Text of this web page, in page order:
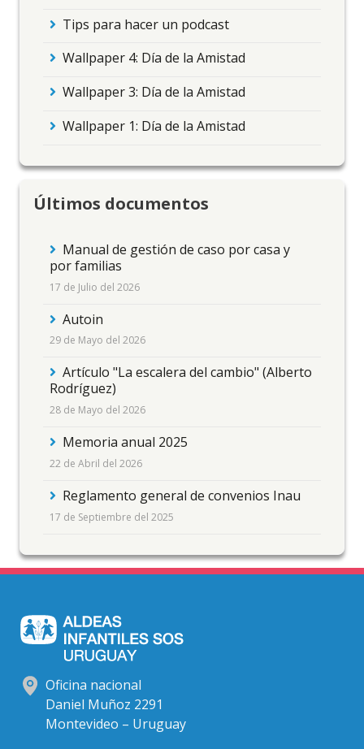
Tips para hacer un podcast
Wallpaper 4: Día de la Amistad
Wallpaper 3: Día de la Amistad
Wallpaper 1: Día de la Amistad
Últimos documentos
Manual de gestión de caso por casa y
por familias
17 de Julio del 2026
Autoin
29 de Mayo del 2026
Artículo "La escalera del cambio" (Alberto
Rodríguez)
28 de Mayo del 2026
Memoria anual 2025
22 de Abril del 2026
Reglamento general de convenios Inau
17 de Septiembre del 2025
Oficina nacional
Daniel Muñoz 2291
Montevideo – Uruguay